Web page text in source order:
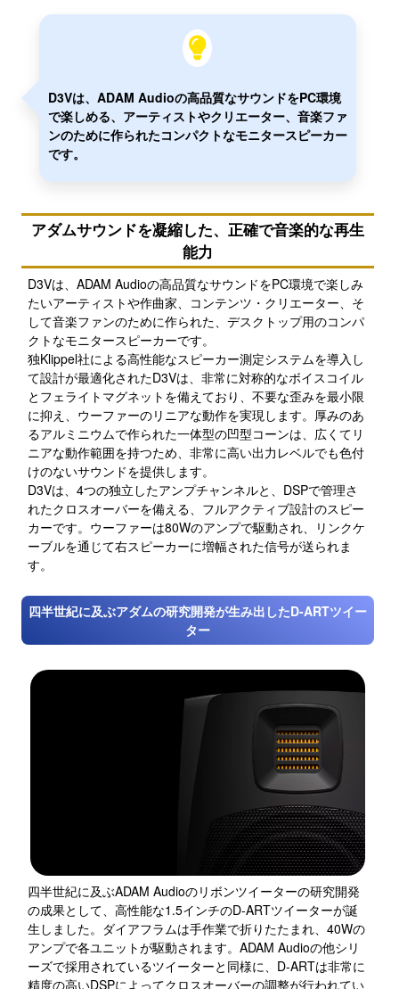
D3Vは、ADAM Audioの高品質なサウンドをPC環境
で楽しめる、アーティストやクリエーター、音楽ファ
ンのために作られたコンパクトなモニタースピーカー
です。
アダムサウンドを凝縮した、正確で音楽的な再生
能力
D3Vは、ADAM Audioの高品質なサウンドをPC環境で楽しみ
たいアーティストや作曲家、コンテンツ・クリエーター、そ
して音楽ファンのために作られた、デスクトップ用のコンパ
クトなモニタースピーカーです。
独Klippel社による高性能なスピーカー測定システムを導入し
て設計が最適化されたD3Vは、非常に対称的なボイスコイル
とフェライトマグネットを備えており、不要な歪みを最小限
に抑え、ウーファーのリニアな動作を実現します。厚みのあ
るアルミニウムで作られた一体型の凹型コーンは、広くてリ
ニアな動作範囲を持つため、非常に高い出力レベルでも色付
けのないサウンドを提供します。
D3Vは、4つの独立したアンプチャンネルと、DSPで管理さ
れたクロスオーバーを備える、フルアクティブ設計のスピー
カーです。ウーファーは80Wのアンプで駆動され、リンクケ
ーブルを通じて右スピーカーに増幅された信号が送られま
す。
四半世紀に及ぶアダムの研究開発が生み出したD-ARTツイー
ター
四半世紀に及ぶADAM Audioのリボンツイーターの研究開発
の成果として、高性能な1.5インチのD-ARTツイーターが誕
生しました。ダイアフラムは手作業で折りたたまれ、40Wの
アンプで各ユニットが駆動されます。ADAM Audioの他シリ
ーズで採用されているツイーターと同様に、D-ARTは非常に
精度の高いDSPによってクロスオーバーの調整が行われてい